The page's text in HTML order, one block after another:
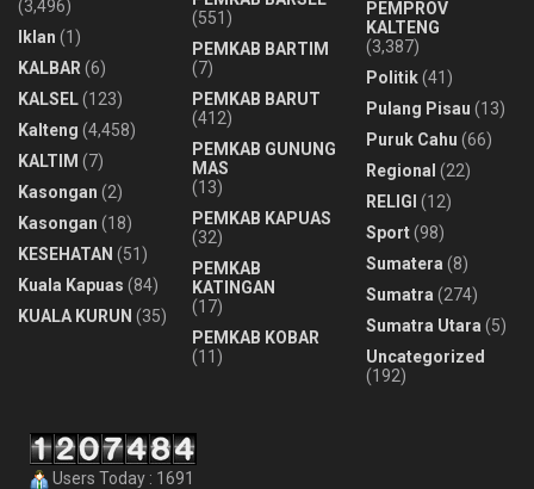
(3,496)
Iklan (1)
KALBAR (6)
KALSEL(123)
Kalteng (4,458)
KALTIM (7)
Kasongan (2)
Kasongan (18)
KESEHATAN (51)
Kuala Kapuas (84)
KUALA KURUN (35)
(551)
PEMKAB BARTIM
(7)
PEMKAB BARUT
(412)
PEMKAB GUNUNG
MAS
(13)
PEMKAB KAPUAS
(32)
PEMKAB
KATINGAN
(17)
PEMKAB KOBAR
(11)
PEMPROV
KALTENG
(3,387)
Politik(41)
Pulang Pisau (13)
Puruk Cahu (66)
Regional (22)
RELIGI (12)
Sport(98)
Sumatera (8)
Sumatra (274)
Sumatra Utara (5)
Uncategorized
(192)
Users Today : 1691